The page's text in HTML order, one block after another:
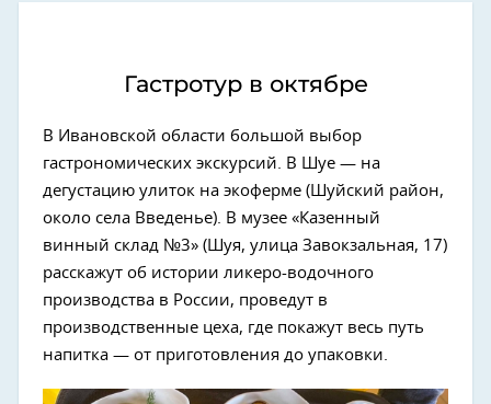
Гастротур в октябре
В Ивановской области большой выбор
гастрономических экскурсий. В Шуе — на
дегустацию улиток на экоферме (Шуйский район,
около села Введенье). В музее «Казенный
винный склад №3» (Шуя, улица Завокзальная, 17)
расскажут об истории ликеро-водочного
производства в России, проведут в
производственные цеха, где покажут весь путь
напитка — от приготовления до упаковки.